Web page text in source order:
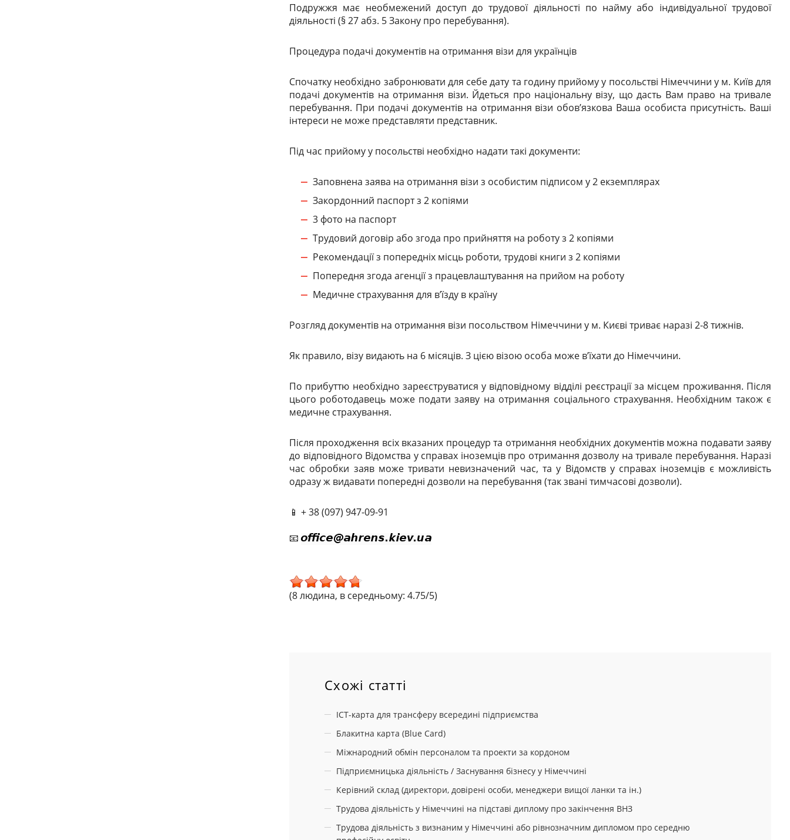
Подружжя має необмежений доступ до трудової діяльності по найму або індивідуальної трудової
діяльності (§ 27 абз. 5 Закону про перебування).
Процедура подачі документів на отримання візи для українців
Спочатку необхідно забронювати для себе дату та годину прийому у посольстві Німеччини у м. Київ для
подачі документів на отримання візи. Йдеться про національну візу, що дасть Вам право на тривале
перебування. При подачі документів на отримання візи обов’язкова Ваша особиста присутність. Ваші
інтереси не може представляти представник.
Під час прийому у посольстві необхідно надати такі документи:
Заповнена заява на отримання візи з особистим підписом у 2 екземплярах
Закордонний паспорт з 2 копіями
3 фото на паспорт
Трудовий договір або згода про прийняття на роботу з 2 копіями
Рекомендації з попередніх місць роботи, трудові книги з 2 копіями
Попередня згода агенції з працевлаштування на прийом на роботу
Медичне страхування для в’їзду в країну
Розгляд документів на отримання візи посольством Німеччини у м. Києві триває наразі 2-8 тижнів.
Як правило, візу видають на 6 місяців. З цією візою особа може в’їхати до Німеччини.
По прибуттю необхідно зареєструватися у відповідному відділі реєстрації за місцем проживання. Після
цього роботодавець може подати заяву на отримання соціального страхування. Необхідним також є
медичне страхування.
Після проходження всіх вказаних процедур та отримання необхідних документів можна подавати заяву
до відповідного Відомства у справах іноземців про отримання дозволу на тривале перебування. Наразі
час обробки заяв може тривати невизначений час, та у Відомств у справах іноземців є можливість
одразу ж видавати попередні дозволи на перебування (так звані тимчасові дозволи).
📱 + 38 (097) 947-09-91
📧
(8 людина, в середньому: 4.75/5)
Схожі статті
ICT-карта для трансферу всередині підприємства
Блакитна карта (Blue Card)
Міжнародний обмін персоналом та проекти за кордоном
Підприємницька діяльність / Заснування бізнесу у Німеччині
Керівний склад (директори, довірені особи, менеджери вищої ланки та ін.)
Трудова діяльність у Німеччині на підставі диплому про закінчення ВНЗ
Трудова діяльність з визнаним у Німеччині або рівнозначним дипломом про середню